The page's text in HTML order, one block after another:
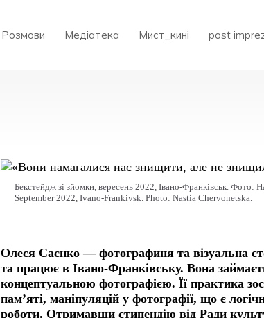
Розмови Медіатека Мист_кині post
Бекстейдж зі зйомки, вересень 2022, Івано-Франківськ.
September 2022, Ivano-Frankivsk. Photo: Nastia Chervonetska.
Олеся Саєнко — фотографиня та візуальна
та працює в Івано-Франківську. Вона
концептуальною фотографією. Її практика
пам’яті, маніпуляцій у фотографії, що є
роботи. Отримавши стипендію від Ради